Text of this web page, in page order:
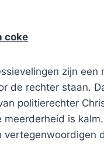
coke
zijn een
de rechter staan.
politierechter
meerderheid is
vertegenwoordigen